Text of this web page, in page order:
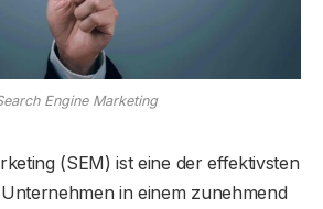
Engine Marketing
(SEM) ist eine der effektivsten
in einem zunehmend